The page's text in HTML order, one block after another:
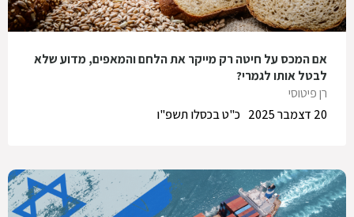
אם המכס על חיטה רק מייקר את הלחם והמאפים, מדוע שלא
לבטל אותו לגמרי?
רן פיטוסי
כ"ט בכסלו תשפ"ו
20 דצמבר 2025